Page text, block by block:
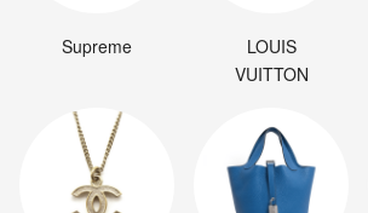
Supreme
LOUIS
VUITTON